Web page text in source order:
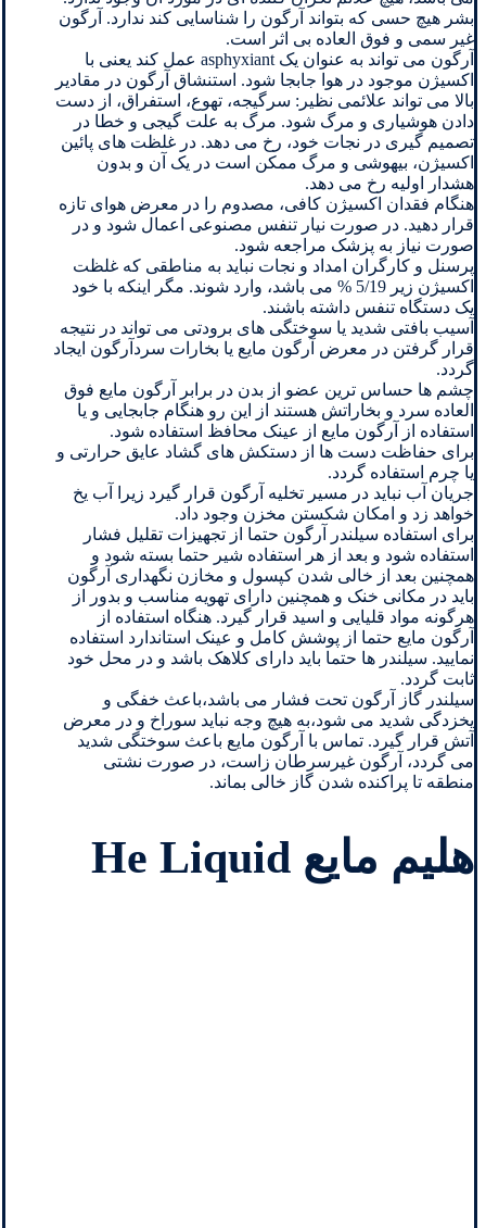
بشر هیچ حسی که بتواند آرگون را شناسایی کند ندارد. آرگون
غیر سمی و فوق العاده بی اثر است.
آرگون می تواند به عنوان یک asphyxiant عمل کند یعنی با
اکسیژن موجود در هوا جابجا شود. استنشاق آرگون در مقادیر
بالا می تواند علائمی نظیر: سرگیجه، تهوع، استفراق، از دست
دادن هوشیاری و مرگ شود. مرگ به علت گیجی و خطا در
تصمیم گیری در نجات خود، رخ می دهد. در غلظت های پائین
اکسیژن، بیهوشی و مرگ ممکن است در یک آن و بدون
هشدار اولیه رخ می دهد.
هنگام فقدان اکسیژن کافی، مصدوم را در معرض هوای تازه
قرار دهید. در صورت نیار تنفس مصنوعی اعمال شود و در
صورت نیاز به پزشک مراجعه شود.
پرسنل و کارگران امداد و نجات نباید به مناطقی که غلظت
اکسیژن زیر 5/19 % می باشد، وارد شوند. مگر اینکه با خود
یک دستگاه تنفس داشته باشند.
آسیب بافتی شدید یا سوختگی های برودتی می تواند در نتیجه
قرار گرفتن در معرض آرگون مایع یا بخارات سردآرگون ایجاد
گردد.
چشم ها حساس ترین عضو از بدن در برابر آرگون مایع فوق
العاده سرد و بخاراتش هستند از این رو هنگام جابجایی و یا
استفاده از آرگون مایع از عینک محافظ استفاده شود.
برای حفاظت دست ها از دستکش های گشاد عایق حرارتی و
یا چرم استفاده گردد.
جریان آب نباید در مسیر تخلیه آرگون قرار گیرد زیرا آب یخ
خواهد زد و امکان شکستن مخزن وجود داد.
برای استفاده سیلندر آرگون حتما از تجهیزات تقلیل فشار
استفاده شود و بعد از هر استفاده شیر حتما بسته شود و
همچنین بعد از خالی شدن کپسول و مخازن نگهداری آرگون
باید در مکانی خنک و همچنین دارای تهویه مناسب و بدور از
هرگونه مواد قلیایی و اسید قرار گیرد. هنگاه استفاده از
آرگون مایع حتما از پوشش کامل و عینک استاندارد استفاده
نمایید. سیلندر ها حتما باید دارای کلاهک باشد و در محل خود
ثابت گردد.
سیلندر گاز آرگون تحت فشار می باشد،باعث خفگی و
یخزدگی شدید می شود،به هیچ وجه نباید سوراخ و در معرض
آتش قرار گیرد. تماس با آرگون مایع باعث سوختگی شدید
می گردد، آرگون غیرسرطان زاست، در صورت نشتی
منطقه تا پراکنده شدن گاز خالی بماند.
هلیم مایع He Liquid